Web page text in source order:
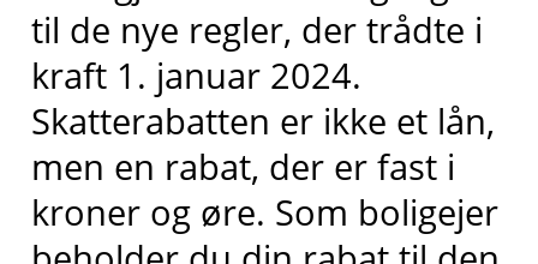
til de nye regler, der trådte i
kraft 1. januar 2024.
Skatterabatten er ikke et lån,
men en rabat, der er fast i
kroner og øre. Som boligejer